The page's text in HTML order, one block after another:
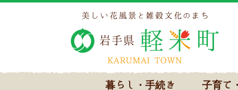
暮らし・手続き 子育て